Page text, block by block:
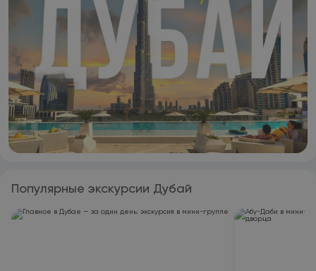
находятся несколько крупных торговых центров, гольф-
клубы, знаменитый жилой район Джумейра-Бич-Резиденс и
городская пристань для яхт.
Популярные экскурсии Дубай